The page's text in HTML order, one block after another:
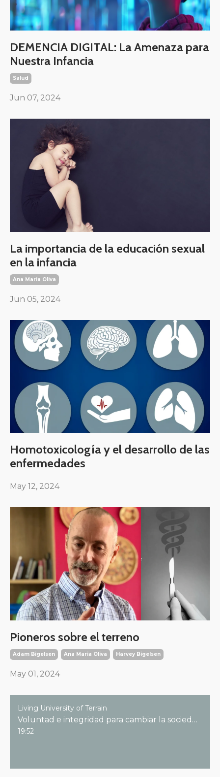
DEMENCIA DIGITAL: La Amenaza para
Nuestra Infancia
Salud
Jun 07, 2024
La importancia de la educación sexual
en la infancia
Ana Maria Oliva
Jun 05, 2024
Homotoxicología y el desarrollo de las
enfermedades
May 12, 2024
Pioneros sobre el terreno
Adam Bigelsen Ana Maria Oliva Harvey Bigelsen
May 01, 2024
Living University of Terrain
Voluntad e integridad para cambiar la sociedad.
19:52